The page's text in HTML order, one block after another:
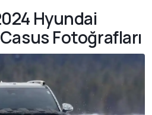
Hyundai
Fotoğrafları